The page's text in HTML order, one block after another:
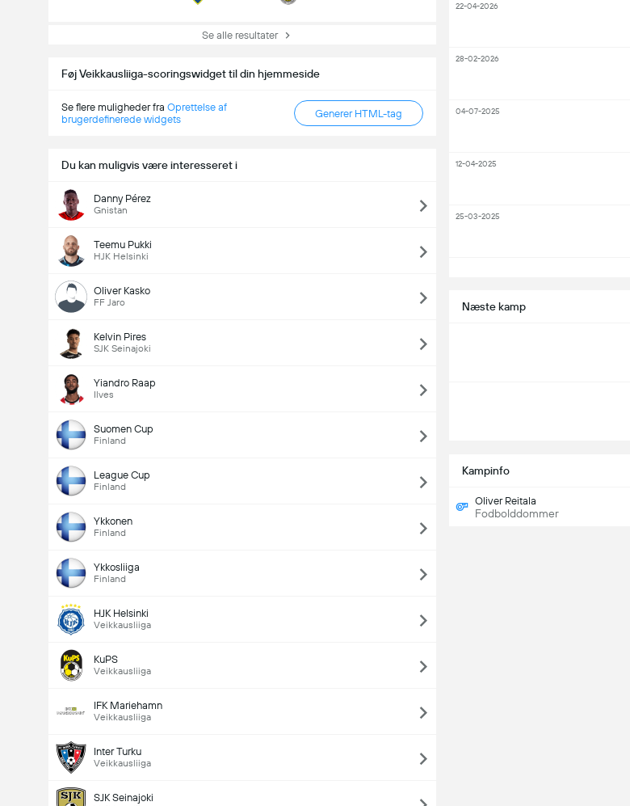
Se alle resultater
Føj Veikkausliiga-scoringswidget til din hjemmeside
Se flere muligheder fra Oprettelse af
brugerdefinerede widgets
Generer HTML-tag
Du kan muligvis være interesseret i
Danny Pérez
Gnistan
Teemu Pukki
HJK Helsinki
Oliver Kasko
FF Jaro
Kelvin Pires
SJK Seinajoki
Yiandro Raap
Ilves
Suomen Cup
Finland
League Cup
Finland
Ykkonen
Finland
Ykkosliiga
Finland
HJK Helsinki
Veikkausliiga
KuPS
Veikkausliiga
IFK Mariehamn
Veikkausliiga
Inter Turku
Veikkausliiga
SJK Seinajoki
Næste kamp
Kampinfo
Oliver Reitala
Fodbolddommer
22-04-2026
28-02-2026
04-07-2025
12-04-2025
25-03-2025